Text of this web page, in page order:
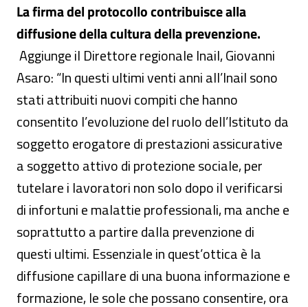
La firma del protocollo contribuisce alla
diffusione della cultura della prevenzione.
Aggiunge il Direttore regionale Inail, Giovanni
Asaro: “In questi ultimi venti anni all’Inail sono
stati attribuiti nuovi compiti che hanno
consentito l’evoluzione del ruolo dell’Istituto da
soggetto erogatore di prestazioni assicurative
a soggetto attivo di protezione sociale, per
tutelare i lavoratori non solo dopo il verificarsi
di infortuni e malattie professionali, ma anche e
soprattutto a partire dalla prevenzione di
questi ultimi. Essenziale in quest’ottica è la
diffusione capillare di una buona informazione e
formazione, le sole che possano consentire, ora